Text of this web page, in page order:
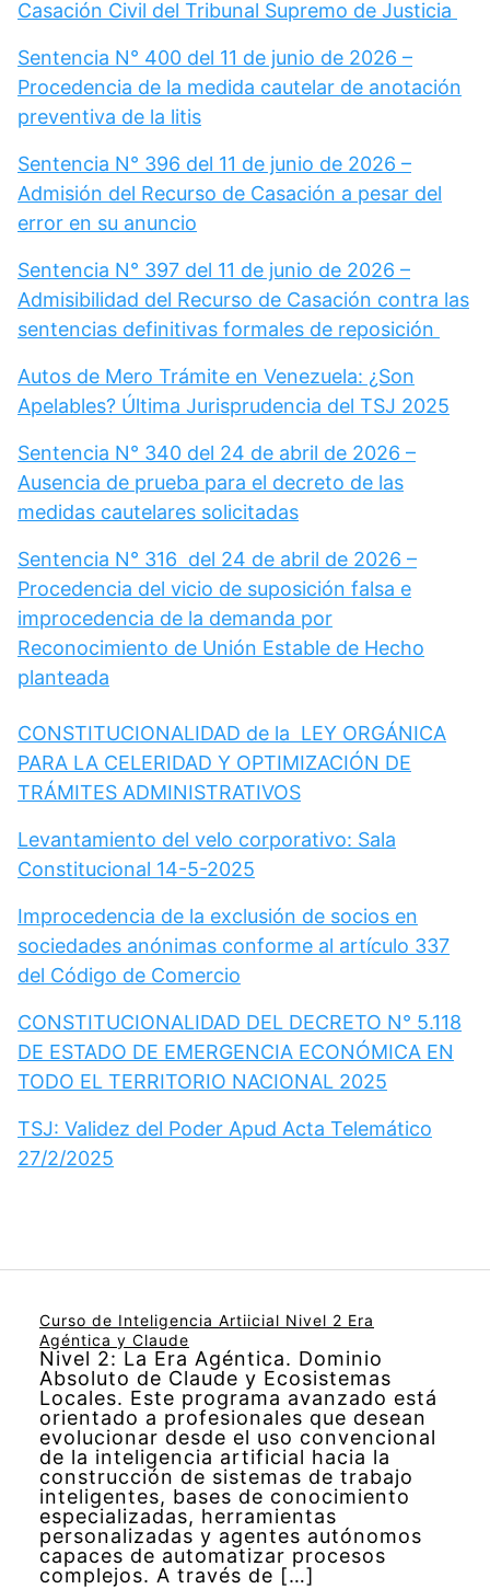
Casación Civil del Tribunal Supremo de Justicia
Sentencia N° 400 del 11 de junio de 2026 –
Procedencia de la medida cautelar de anotación
preventiva de la litis
Sentencia N° 396 del 11 de junio de 2026 –
Admisión del Recurso de Casación a pesar del
error en su anuncio
Sentencia N° 397 del 11 de junio de 2026 –
Admisibilidad del Recurso de Casación contra las
sentencias definitivas formales de reposición
Autos de Mero Trámite en Venezuela: ¿Son
Apelables? Última Jurisprudencia del TSJ 2025
Sentencia N° 340 del 24 de abril de 2026 –
Ausencia de prueba para el decreto de las
medidas cautelares solicitadas
Sentencia N° 316 del 24 de abril de 2026 –
Procedencia del vicio de suposición falsa e
improcedencia de la demanda por
Reconocimiento de Unión Estable de Hecho
planteada
CONSTITUCIONALIDAD de la LEY ORGÁNICA
PARA LA CELERIDAD Y OPTIMIZACIÓN DE
TRÁMITES ADMINISTRATIVOS
Levantamiento del velo corporativo: Sala
Constitucional 14-5-2025
Improcedencia de la exclusión de socios en
sociedades anónimas conforme al artículo 337
del Código de Comercio
CONSTITUCIONALIDAD DEL DECRETO N° 5.118
DE ESTADO DE EMERGENCIA ECONÓMICA EN
TODO EL TERRITORIO NACIONAL 2025
TSJ: Validez del Poder Apud Acta Telemático
27/2/2025
Curso de Inteligencia Artiicial Nivel 2 Era
Agéntica y Claude
Nivel 2: La Era Agéntica. Dominio
Absoluto de Claude y Ecosistemas
Locales. Este programa avanzado está
orientado a profesionales que desean
evolucionar desde el uso convencional
de la inteligencia artificial hacia la
construcción de sistemas de trabajo
inteligentes, bases de conocimiento
especializadas, herramientas
personalizadas y agentes autónomos
capaces de automatizar procesos
complejos. A través de […]